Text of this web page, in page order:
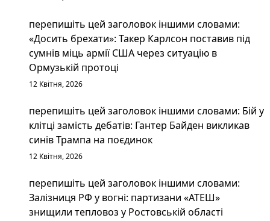
перепишіть цей заголовок іншими словами:
«Досить брехати»: Такер Карлсон поставив під
сумнів міць армії США через ситуацію в
Ормузькій протоці
12 Квітня, 2026
перепишіть цей заголовок іншими словами: Бій у
клітці замість дебатів: Гантер Байден викликав
синів Трампа на поєдинок
12 Квітня, 2026
перепишіть цей заголовок іншими словами:
Залізниця РФ у вогні: партизани «АТЕШ»
знищили тепловоз у Ростовській області